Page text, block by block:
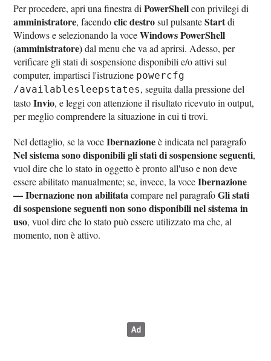
Per procedere, apri una finestra diPowerShellcon privilegi di
amministratore, facendoclic destrosul pulsanteStartdi
Windows e selezionando la voceWindows PowerShell
(amministratore)dal menu che va ad aprirsi. Adesso, per
verificare gli stati di sospensione disponibili e/o attivi sul
computer, impartisci l'istruzione powercfg
/availablesleepstates, seguita dalla pressione del
tastoInvio, e leggi con attenzione il risultato ricevuto in output,
per meglio comprendere la situazione in cui ti trovi.
Nel dettaglio, se la voceIbernazioneè indicata nel paragrafo
Nel sistema sono disponibili gli stati di sospensione seguenti,
vuol dire che lo stato in oggetto è pronto all'uso e non deve
essere abilitato manualmente; se, invece, la voceIbernazione
— Ibernazione non abilitatacompare nel paragrafoGli stati
di sospensione seguenti non sono disponibili nel sistema in
uso, vuol dire che lo stato può essere utilizzato ma che, al
momento, non è attivo.